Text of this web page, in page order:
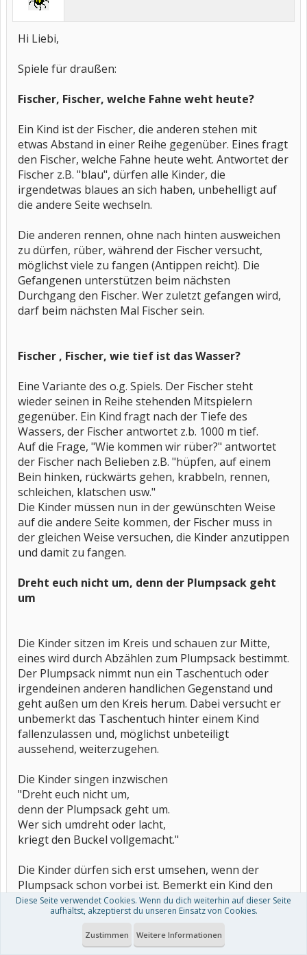
Hi Liebi,
Spiele für draußen:
Fischer, Fischer, welche Fahne weht heute?
Ein Kind ist der Fischer, die anderen stehen mit
etwas Abstand in einer Reihe gegenüber. Eines fragt
den Fischer, welche Fahne heute weht. Antwortet der
Fischer z.B. "blau", dürfen alle Kinder, die
irgendetwas blaues an sich haben, unbehelligt auf
die andere Seite wechseln.
Die anderen rennen, ohne nach hinten ausweichen
zu dürfen, rüber, während der Fischer versucht,
möglichst viele zu fangen (Antippen reicht). Die
Gefangenen unterstützen beim nächsten
Durchgang den Fischer. Wer zuletzt gefangen wird,
darf beim nächsten Mal Fischer sein.
Fischer , Fischer, wie tief ist das Wasser?
Eine Variante des o.g. Spiels. Der Fischer steht
wieder seinen in Reihe stehenden Mitspielern
gegenüber. Ein Kind fragt nach der Tiefe des
Wassers, der Fischer antwortet z.b. 1000 m tief.
Auf die Frage, "Wie kommen wir rüber?" antwortet
der Fischer nach Belieben z.B. "hüpfen, auf einem
Bein hinken, rückwärts gehen, krabbeln, rennen,
schleichen, klatschen usw."
Die Kinder müssen nun in der gewünschten Weise
auf die andere Seite kommen, der Fischer muss in
der gleichen Weise versuchen, die Kinder anzutippen
und damit zu fangen.
Dreht euch nicht um, denn der Plumpsack geht
um
Die Kinder sitzen im Kreis und schauen zur Mitte,
eines wird durch Abzählen zum Plumpsack bestimmt.
Der Plumpsack nimmt nun ein Taschentuch oder
irgendeinen anderen handlichen Gegenstand und
geht außen um den Kreis herum. Dabei versucht er
unbemerkt das Taschentuch hinter einem Kind
fallenzulassen und, möglichst unbeteiligt
aussehend, weiterzugehen.
Die Kinder singen inzwischen
"Dreht euch nicht um,
denn der Plumpsack geht um.
Wer sich umdreht oder lacht,
kriegt den Buckel vollgemacht."
Die Kinder dürfen sich erst umsehen, wenn der
Plumpsack schon vorbei ist. Bemerkt ein Kind den
Gegenstand, springt es auf und versucht, den
Plumpsack zu fangen. Der wiederum rennt so
schnell wie möglich zum freien Platz und setzt sich.
Nun ist das andere Kind der Plumpsack.
Diese Seite verwendet Cookies. Wenn du dich weiterhin auf dieser Seite
aufhältst, akzeptierst du unseren Einsatz von Cookies.
Zustimmen Weitere Informationen